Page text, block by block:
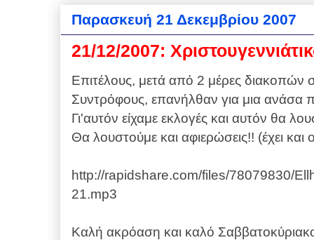
Παρασκευή 21 Δεκεμβρίου 2007
21/12/2007:
Επιτέλους, μετά από 2 μέρες διακοπών
Συντρόφους, επανήλθαν για μια ανάσα
Γι'αυτόν είχαμε εκλογές και αυτόν θα
Θα λουστούμε και αφιερώσεις!! (έχει
http://rapidshare.com/files/78079830/
21.mp3
Καλή ακρόαση και καλό